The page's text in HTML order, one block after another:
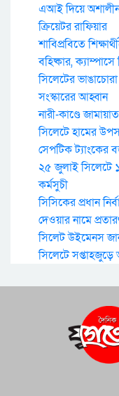
এআই দিয়ে
ক্রিয়েটর রাফিয়ার
শাবিপ্রবিতে
বহিষ্কার,
সিলেটের
সংস্কারের আহ্বান
নারী-কাণ্ডে
সিলেটে হামের
সেপটিক ট্যাংকের
২৫ জুলাই সিলেটে
কর্মসুচী
সিসিকের প্রধান
দেওয়ার নামে
সিলেট উইমেনস
সিলেটে সপ্তাহজুড়ে